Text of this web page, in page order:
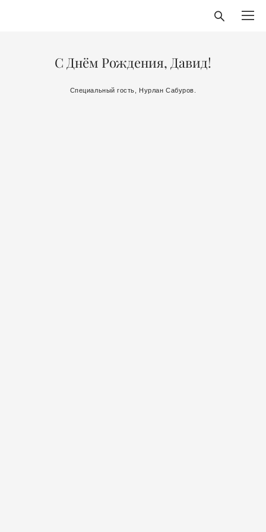
С Днём Рождения, Давид!
Специальный гость, Нурлан Сабуров.